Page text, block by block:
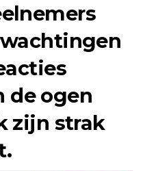
de ogen
zijn strak